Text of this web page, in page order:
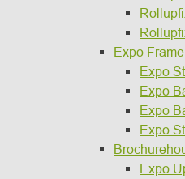
Expo
Expo
Expo
Expo
Expo
Expo